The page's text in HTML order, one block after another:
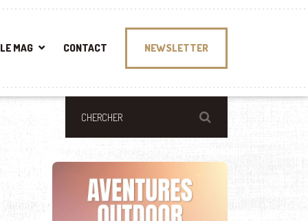
LE MAG CONTACT NEWSLETTER